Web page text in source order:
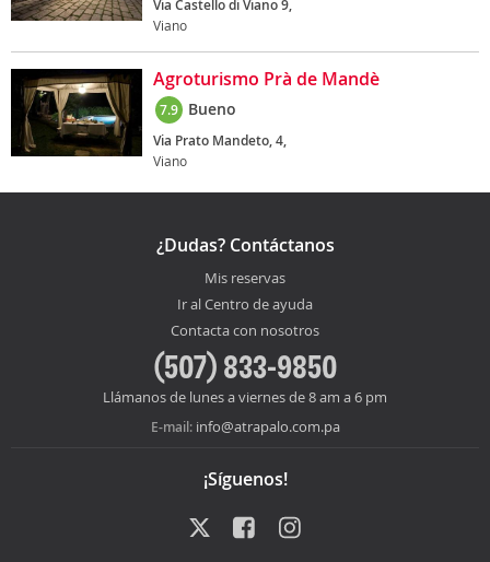
Via Castello di Viano 9,
Viano
Agroturismo Prà de Mandè
7.9 Bueno
Via Prato Mandeto, 4,
Viano
¿Dudas? Contáctanos
Mis reservas
Ir al Centro de ayuda
Contacta con nosotros
(507) 833-9850
Llámanos de lunes a viernes de 8 am a 6 pm
E-mail: info@atrapalo.com.pa
¡Síguenos!